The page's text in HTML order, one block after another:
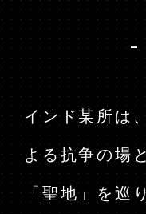
-
インド某所は
よる抗争の場
「聖地」を巡